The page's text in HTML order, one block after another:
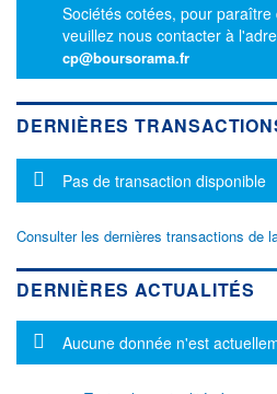
Sociétés cotées, pour
veuillez nous contacter à
cp@boursorama.fr
DERNIÈRES
Message d'information
Pas de transaction disponible
Consulter les dernières transactions de
DERNIÈRES ACTUALITÉS
Message d'information
Aucune donnée n'est